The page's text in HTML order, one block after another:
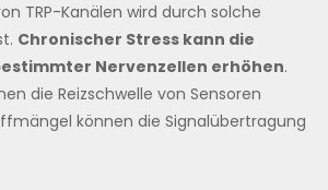
TRP-Kanälen wird durch solche
Chronischer Stress kann die
Nervenzellen erhöhen.
die Reizschwelle von Sensoren
können die Signalübertragung